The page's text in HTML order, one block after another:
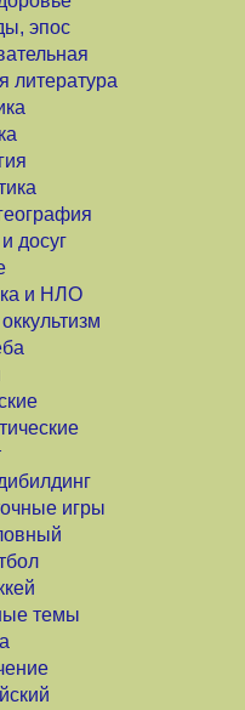
эпос
литература
досуг
и НЛО
игры
темы